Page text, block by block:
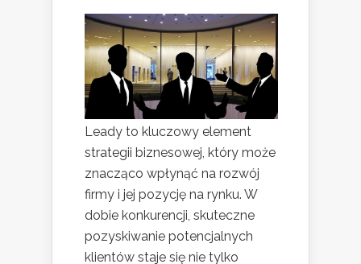
Leady to kluczowy element
strategii biznesowej, który może
znacząco wpłynąć na rozwój
firmy i jej pozycję na rynku. W
dobie konkurencji, skuteczne
pozyskiwanie potencjalnych
klientów staje się nie tylko